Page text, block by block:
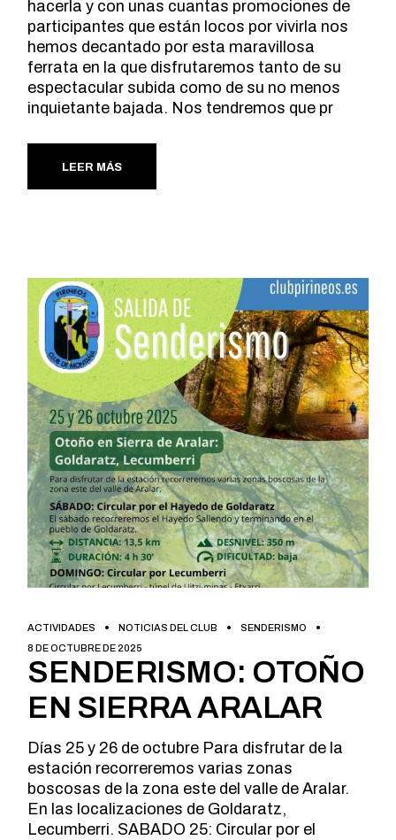
hacerla y con unas cuantas promociones de
participantes que están locos por vivirla nos
hemos decantado por esta maravillosa
ferrata en la que disfrutaremos tanto de su
espectacular subida como de su no menos
inquietante bajada. Nos tendremos que pr
LEER MÁS
ACTIVIDADES NOTICIAS DEL CLUB
SENDERISMO
8 DE OCTUBRE DE 2025
SENDERISMO: OTOÑO
EN SIERRA ARALAR
Días 25 y 26 de octubre Para disfrutar de la
estación recorreremos varias zonas
boscosas de la zona este del valle de Aralar.
En las localizaciones de Goldaratz,
Lecumberri. SABADO 25: Circular por el